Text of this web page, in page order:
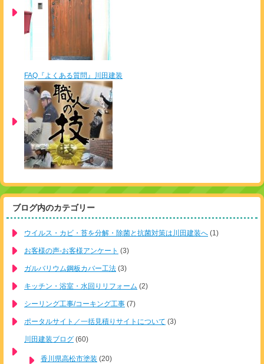
FAQ『よくある質問』川田建装
ブログ内のカテゴリー
ウイルス・カビ・苔を分解・除菌と抗菌対策は川田建装へ (1)
お客様の声-お客様アンケート (3)
ガルバリウム鋼板カバー工法 (3)
キッチン・浴室・水回りリフォーム (2)
シーリング工事/コーキング工事 (7)
ポータルサイト／一括見積りサイトについて (3)
川田建装ブログ (60)
香川県高松市塗装 (20)